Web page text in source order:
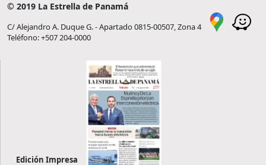
© 2019 La Estrella de Panamá
C/ Alejandro A. Duque G. - Apartado 0815-00507, Zona 4
Teléfono: +507 204-0000
Edición Impresa